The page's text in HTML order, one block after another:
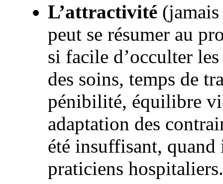
L’attractivité
peut se résumer au
si facile d’occulter
des soins, temps de
pénibilité, équilibre
adaptation des
été insuffisant, quand
praticiens